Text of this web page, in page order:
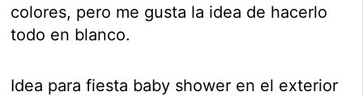
colores, pero me gusta la idea de hacerlo
todo en blanco.
Idea para fiesta baby shower en el exterior